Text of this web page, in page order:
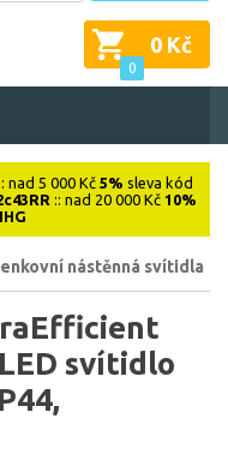
0
0 Kč
:: nad 5 000 Kč 5% sleva kód
:: nad 20 000 Kč 10%
nástěnná svítidla
svítidlo